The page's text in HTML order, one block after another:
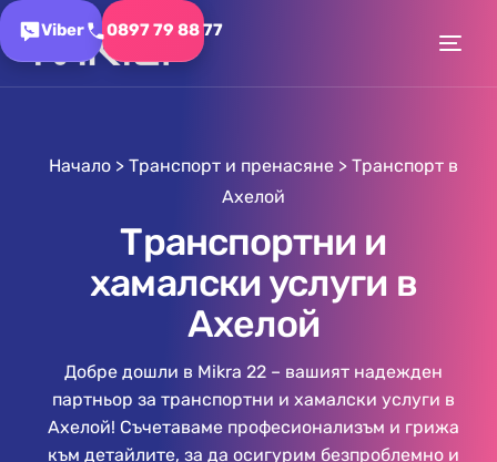
Viber 0897 79 88 77
Начало > Транспорт и пренасяне > Транспорт в
Ахелой
Транспортни и
хамалски услуги в
Ахелой
Добре дошли в Mikra 22 – вашият надежден
партньор за транспортни и хамалски услуги в
Ахелой! Съчетаваме професионализъм и грижа
към детайлите, за да осигурим безпроблемно и